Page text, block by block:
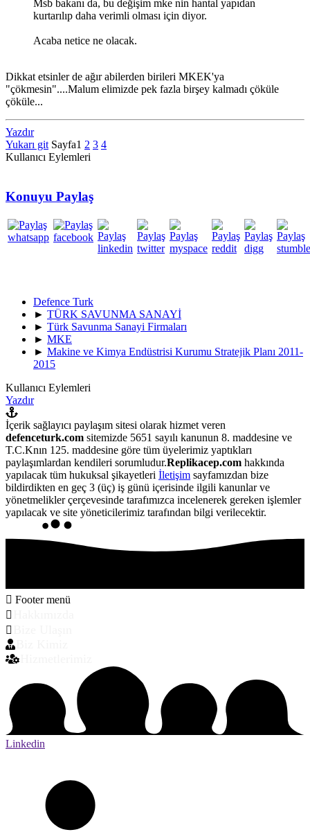
Msb bakanı da, bu değişim mke nin hantal yapıdan
kurtarılıp daha verimli olması için diyor.
Acaba netice ne olacak.
Dikkat etsinler de ağır abilerden birileri MKEK'ya
"çökmesin"....Malum elimizde pek fazla birşey kalmadı çöküle
çöküle...
Yazdır
Yukarı git Sayfa1 2 3 4
Kullanıcı Eylemleri
Konuyu Paylaş
Defence Turk
► TÜRK SAVUNMA SANAYİ
► Türk Savunma Sanayi Firmaları
► MKE
► Makine ve Kimya Endüstrisi Kurumu Stratejik Planı 2011-
2015
Kullanıcı Eylemleri
Yazdır
İçerik sağlayıcı paylaşım sitesi olarak hizmet veren
defenceturk.com sitemizde 5651 sayılı kanunun 8. maddesine ve
T.C.Knın 125. maddesine göre tüm üyelerimiz yaptıkları
paylaşımlardan kendileri sorumludur.Replikacep.com hakkında
yapılacak tüm hukuksal şikayetleri İletişim sayfamızdan bize
bildirdikten en geç 3 (üç) iş günü içerisinde ilgili kanunlar ve
yönetmelikler çerçevesinde tarafımızca incelenerek gereken işlemler
yapılacak ve site yöneticilerimiz tarafından bilgi verilecektir.
Footer menü
Linkedin